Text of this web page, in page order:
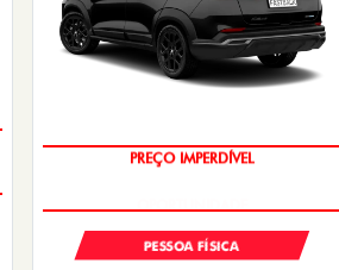
PREÇO IMPERDÍVEL
PESSOA FÍSICA